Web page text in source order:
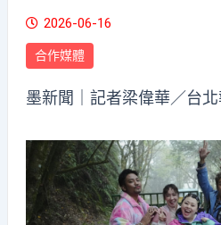
2026-06-16
合作媒體
墨新聞 ｜記者梁偉華／台